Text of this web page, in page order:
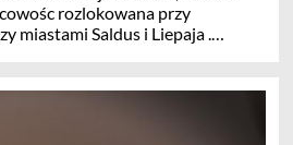
rozlokowana przy
miastami Saldus i Liepaja .
w Wielkiej Wojny